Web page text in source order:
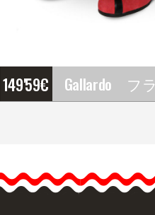
149'59€
The Gallardo…